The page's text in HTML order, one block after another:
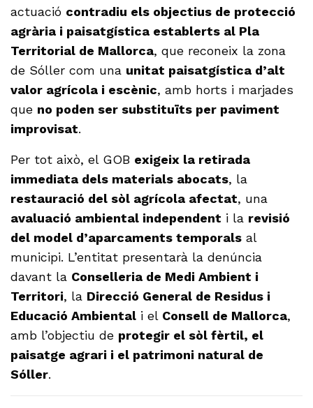
actuació contradiu els objectius de protecció
agrària i paisatgística establerts al Pla
Territorial de Mallorca, que reconeix la zona
de Sóller com una unitat paisatgística d’alt
valor agrícola i escènic, amb horts i marjades
que no poden ser substituïts per paviment
improvisat.
Per tot això, el GOB exigeix la retirada
immediata dels materials abocats, la
restauració del sòl agrícola afectat, una
avaluació ambiental independent i la revisió
del model d’aparcaments temporals al
municipi. L’entitat presentarà la denúncia
davant la Conselleria de Medi Ambient i
Territori, la Direcció General de Residus i
Educació Ambiental i el Consell de Mallorca,
amb l’objectiu de protegir el sòl fèrtil, el
paisatge agrari i el patrimoni natural de
Sóller.